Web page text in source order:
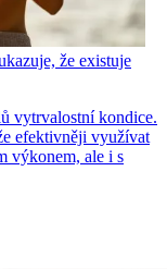
že existuje
vytrvalostní kondice.
efektivněji využívat
výkonem, ale i s